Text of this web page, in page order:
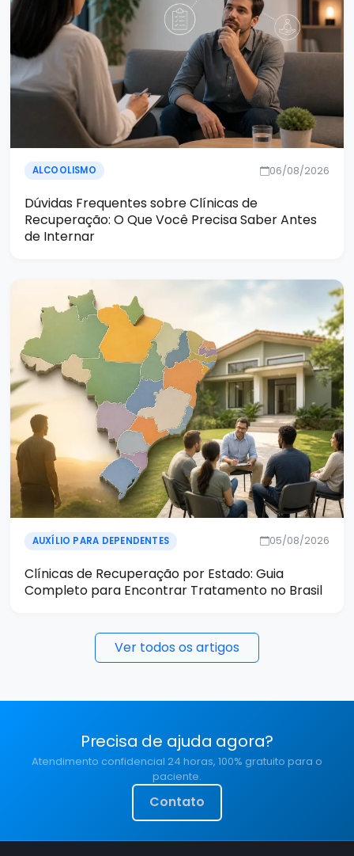
ALCOOLISMO 06/08/2026
Dúvidas Frequentes sobre Clínicas de
Recuperação: O Que Você Precisa Saber Antes
de Internar
AUXÍLIO PARA DEPENDENTES 05/08/2026
Clínicas de Recuperação por Estado: Guia
Completo para Encontrar Tratamento no Brasil
Ver todos os artigos
Precisa de ajuda agora?
Atendimento confidencial 24 horas, 100% gratuito para o
paciente.
Contato